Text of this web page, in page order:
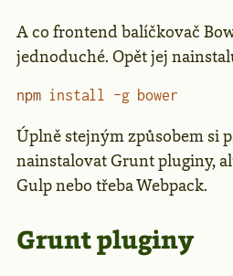
A co frontend balíčkovač
jednoduché. Opět jej
npm install -g bower
Úplně stejným způsobem si
nainstalovat Grunt pluginy,
Gulp nebo třeba Webpack.
Grunt pluginy